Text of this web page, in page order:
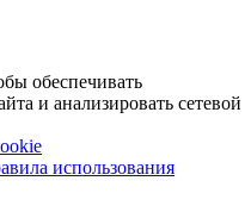
обеспечивать
и анализировать сетевой
использования